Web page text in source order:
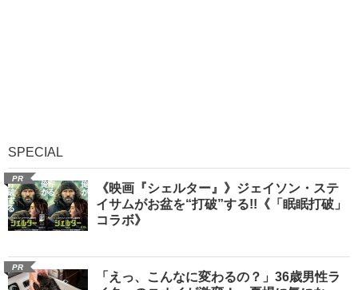
SPECIAL
PR
《映画『シェルター』》ジェイソン・ステ
イサムがお盆を“打破”する!!《「眠眠打破」
コラボ》
PR
「えっ、こんなに変わるの？」36歳男性ラ